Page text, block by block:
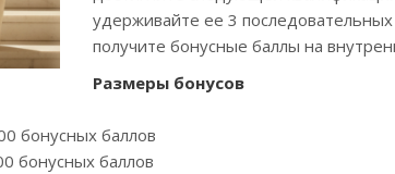
удерживайте ее 3 последовательных
получите бонусные баллы на
Размеры бонусов
бонусных баллов
бонусных баллов